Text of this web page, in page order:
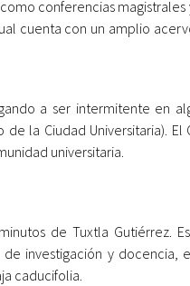
conferencias
cuenta con un amplio
a ser intermitente en
la Ciudad Universitaria).
universitaria.
de Tuxtla Gutiérrez.
investigación y
caducifolia.